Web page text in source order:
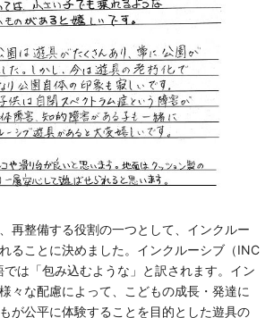
再整備する役割の一つとして、インクルー
ることに決めました。インクルーシブ（INC
では「包み込むような」と訳されます。イン
々な配慮によって、こどもの成長・発達に
が公平に体験することを目的とした遊具の